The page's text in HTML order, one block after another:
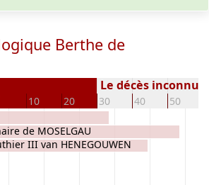
Berthe de
10 20 30 40 50
Le décès inconnu
de MOSELGAU
III van HENEGOUWEN